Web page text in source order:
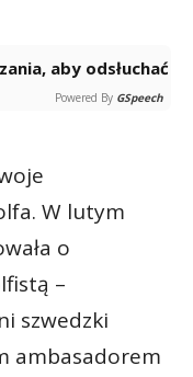
Powered By GSpeech
W lutym
o
–
szwedzki
ambasadorem